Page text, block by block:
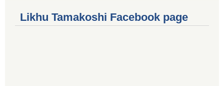
Likhu Tamakoshi Facebook page